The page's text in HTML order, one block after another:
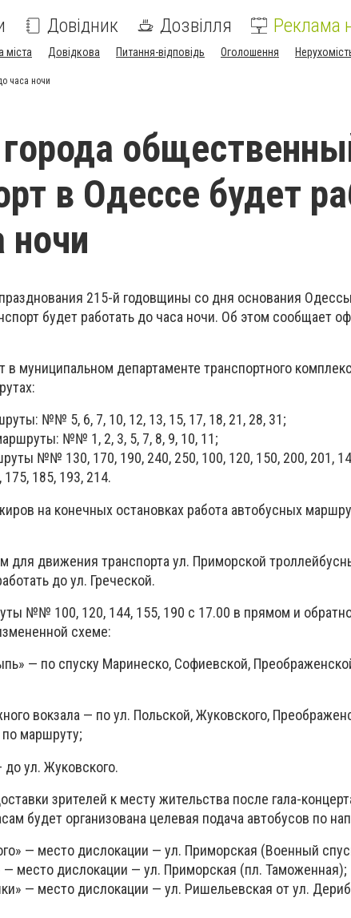
Довідник Дозвілля Реклама
міста Довідкова Питання-відповідь Оголошення
часа ночи
в Одессе будет
ночи
215-й годовщины со дня основания
будет работать до часа ночи. Об этом сообщает
в муниципальном департаменте транспортного
№№ 5, 6, 7, 10, 12, 13, 15, 17, 18, 21, 28, 31;
№№ 1, 2, 3, 5, 7, 8, 9, 10, 11;
№№ 130, 170, 190, 240, 250, 100, 120, 150, 200, 201,
175, 185, 193, 214.
на конечных остановках работа автобусных
для движения транспорта ул. Приморской
до ул. Греческой.
№№ 100, 120, 144, 155, 190 с 17.00 в прямом и
схеме:
— по спуску Маринеско, Софиевской,
вокзала — по ул. Польской, Жуковского,
маршруту;
ул. Жуковского.
зрителей к месту жительства после гала-
будет организована целевая подача автобусов по
— место дислокации — ул. Приморская (Военный
место дислокации — ул. Приморская (пл. Таможенная);
— место дислокации — ул. Ришельевская от ул.